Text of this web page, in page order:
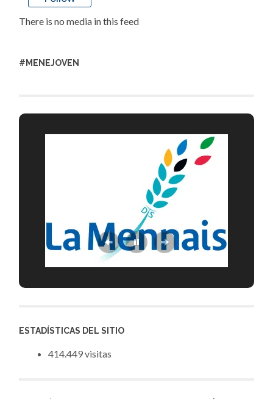
There is no media in this feed
#MENEJOVEN
ESTADÍSTICAS DEL SITIO
414.449 visitas